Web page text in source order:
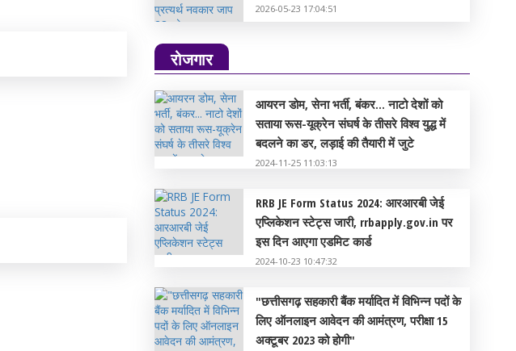
2026-05-23 17:04:51
रोजगार
आयरन डोम, सेना भर्ती, बंकर... नाटो देशों को
सताया रूस-यूक्रेन संघर्ष के तीसरे विश्व युद्ध में
बदलने का डर, लड़ाई की तैयारी में जुटे
2024-11-25 11:03:13
RRB JE Form Status 2024: आरआरबी जेई
एप्लिकेशन स्टेट्स जारी, rrbapply.gov.in पर
इस दिन आएगा एडमिट कार्ड
2024-10-23 10:47:32
"छत्तीसगढ़ सहकारी बैंक मर्यादित में विभिन्न पदों के
लिए ऑनलाइन आवेदन की आमंत्रण, परीक्षा 15
अक्टूबर 2023 को होगी"